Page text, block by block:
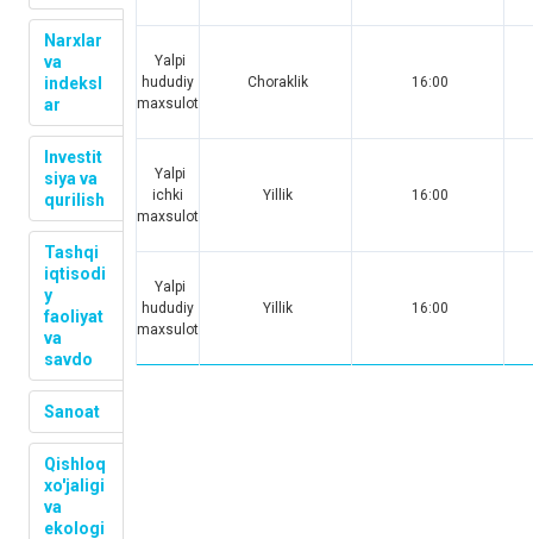
Narxlar
va
indeksl
ar
Investit
siya va
qurilish
Tashqi
iqtisodi
y
faoliyat
va
savdo
Sanoat
Qishloq
xo'jaligi
va
ekologi
Yalpi
hududiy
maxsulot
Choraklik 16:00
Yalpi
ichki
maxsulot
Yillik 16:00
Yalpi
hududiy
maxsulot
Yillik 16:00